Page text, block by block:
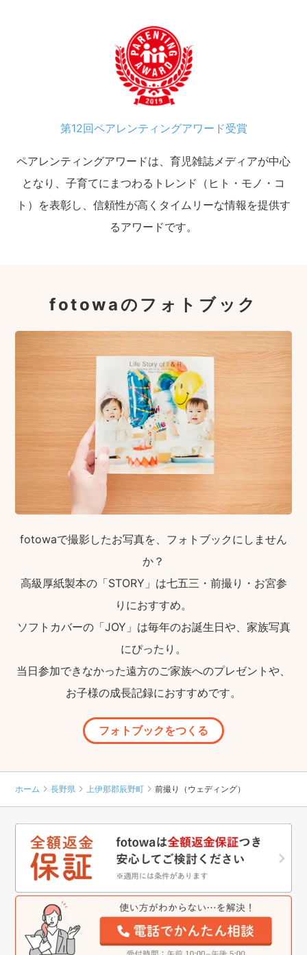
第12回ペアレンティングアワード受賞
ペアレンティングアワードは、育児雑誌メディアが中心
となり、子育てにまつわるトレンド（ヒト・モノ・コ
ト）を表彰し、信頼性が高くタイムリーな情報を提供す
るアワードです。
fotowaのフォトブック
fotowaで撮影したお写真を、フォトブックにしません
か？
高級厚紙製本の「STORY」は七五三・前撮り・お宮参
りにおすすめ。
ソフトカバーの「JOY」は毎年のお誕生日や、家族写真
にぴったり。
当日参加できなかった遠方のご家族へのプレゼントや、
お子様の成長記録におすすめです。
フォトブックをつくる
ホーム 長野県 上伊那郡辰野町 前撮り（ウェディング）